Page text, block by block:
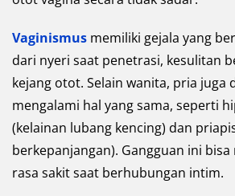
Vaginismus memiliki gejala yang
dari nyeri saat penetrasi, kesulitan
kejang otot. Selain wanita, pria juga
mengalami hal yang sama, seperti
(kelainan lubang kencing) dan
berkepanjangan). Gangguan ini
rasa sakit saat berhubungan intim.